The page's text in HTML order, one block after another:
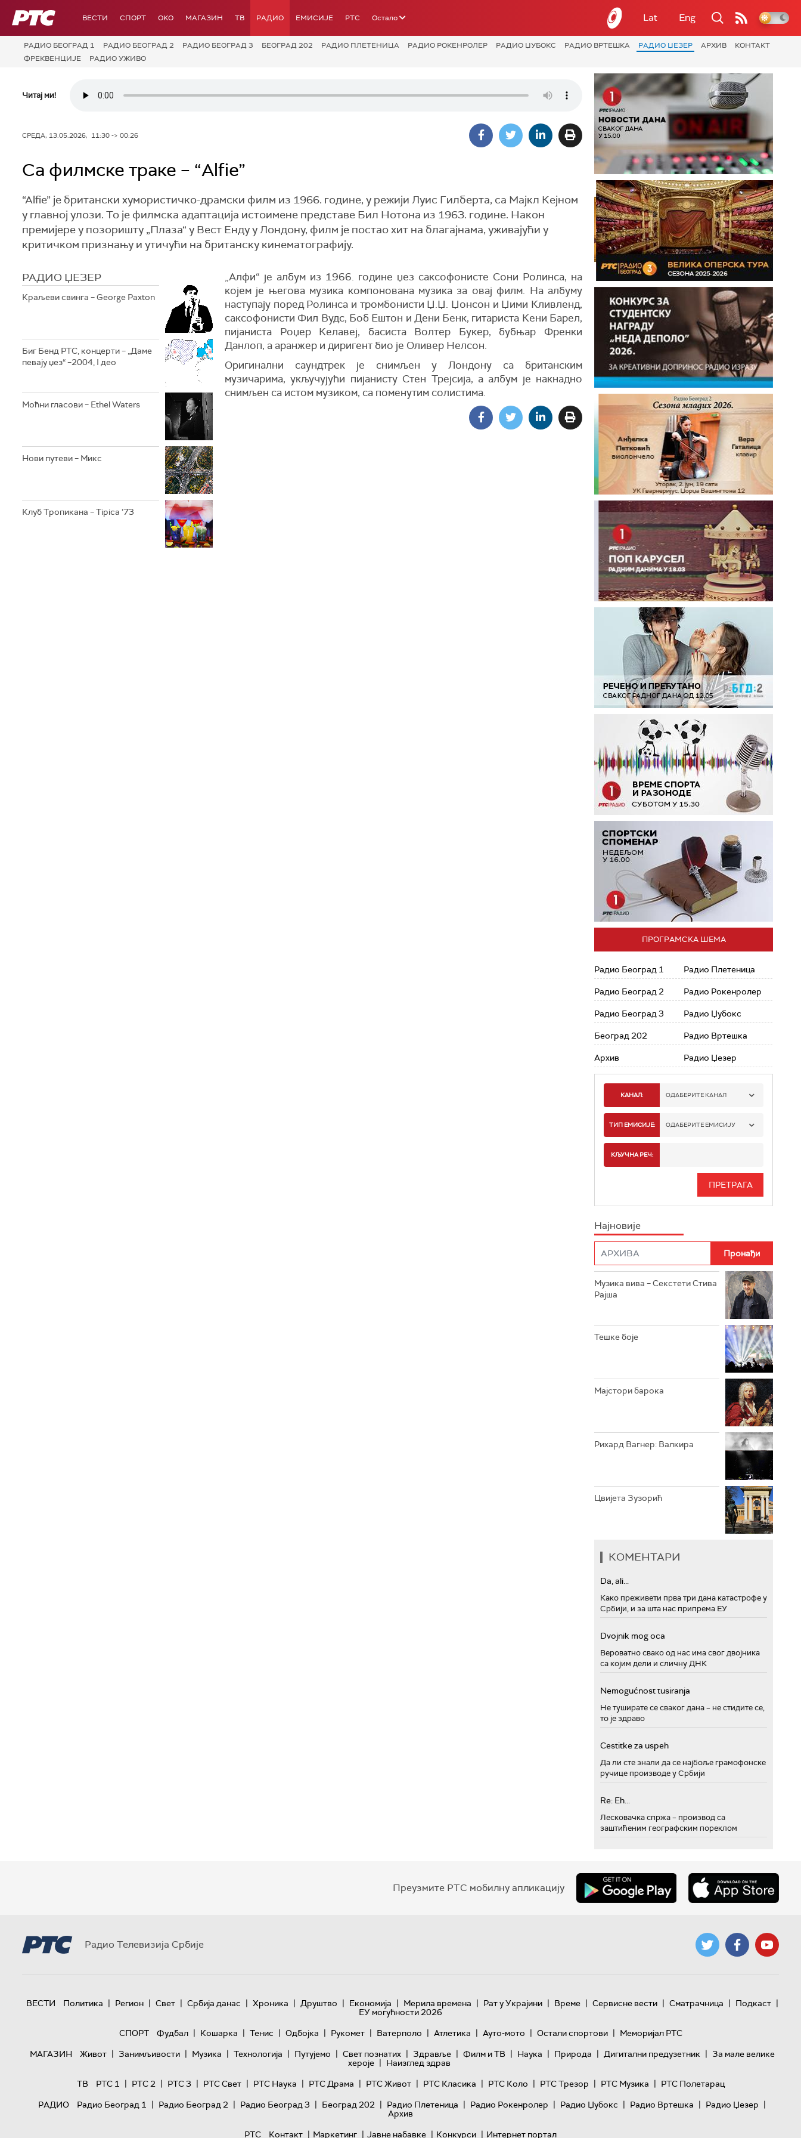
РТС ВЕСТИ СПОРТ OKO МАГАЗИН ТВ РАДИО ЕМИСИЈЕ РТС Остало Lat Eng
РАДИО БЕОГРАД 1 РАДИО БЕОГРАД 2 РАДИО БЕОГРАД 3 БЕОГРАД 202 РАДИО ПЛЕТЕНИЦА РАДИО РОКЕНРОЛЕР РАДИО ЏУБОКС РАДИО ВРТЕШКА РАДИО ЏЕЗЕР АРХИВ
КОНТАКТ
ФРЕКВЕНЦИЈЕ
РАДИО УЖИВО
Читај ми!
СРЕДА, 13.05.2026, 11:30 -> 00:26
Са филмске траке – “Alfie”
“Alfie” је британски хумористичко-драмски филм из 1966. године, у режији Луис Гилберта, са Мајкл Кејном
у главној улози. То је филмска адаптација истоимене представе Бил Нотона из 1963. године. Након
премијере у позоришту „Плаза“ у Вест Енду у Лондону, филм је постао хит на благајнама, уживајући у
критичком признању и утичући на британску кинематографију.
РАДИО ЏЕЗЕР
Краљеви свинга – George Paxton
Биг Бенд РТС, концерти – „Даме
певају џез“ –2004, I део
Моћни гласови – Ethel Waters
Нови путеви – Микс
Клуб Тропикана – Tipica ‘73
„Алфи“ је албум из 1966. године џез саксофонисте Сони Ролинса, на
којем је његова музика компонована музика за овај филм. На албуму
наступају поред Ролинса и тромбонисти Џ.Џ. Џонсон и Џими Кливленд,
саксофонисти Фил Вудс, Боб Ештон и Дени Бенк, гитариста Кени Барел,
пијаниста Роџер Келавеј, басиста Волтер Букер, бубњар Френки
Данлоп, a аранжeр и диригент био је Оливер Нелсон.
Оригинални саундтрек је снимљен у Лондону са британским
музичарима, укључујући пијанисту Стен Трејсија, а албум је накнадно
снимљен са истом музиком, са поменутим солистима.
ПРОГРАМСКА ШЕМА
Радио Београд 1
Радио Београд 2
Радио Београд 3
Београд 202
Архив
Радио Плетеница
Радио Рокенролер
Радио Џубокс
Радио Вртешка
Радио Џезер
КАНАЛ: ОДАБЕРИТЕ КАНАЛ
РАДИО БЕОГРАД 1
РАДИО БЕОГРАД 3
РАДИО РОКЕНРОЛЕР
РАДИО ЏУБОКС
РАДИО ВРТЕШКА
РАДИО ЏЕЗЕР
ТИП ЕМИСИЈЕ: ОДАБЕРИТЕ ЕМИСИЈУ
ИНФО
КЉУЧНА РЕЧ:
Најновије
Музика вива – Секстети Стива
Рајша
Тешке боје
Мајстори барока
Рихард Вагнер: Валкира
Цвијета Зузорић
КОМЕНТАРИ
Da, ali...
Како преживети прва три дана катастрофе у
Србији, и за шта нас припрема ЕУ
Dvojnik mog oca
Вероватно свако од нас има свог двојника
са којим дели и сличну ДНК
Nemogućnost tusiranja
Не туширате се сваког дана – не стидите се,
то је здраво
Cestitke za uspeh
Да ли сте знали да се најбоље грамофонске
ручице производе у Србији
Re: Eh...
Лесковачка спржа – производ са
заштићеним географским пореклом
Преузмите РТС мобилну апликацију
Радио Телевизија Србије
ВЕСТИ Политика | Регион | Свет | Србија данас | Хроника | Друштво | Економија | Мерила времена | Рат у Украјини | Време | Сервисне вести | Сматрачница | Подкаст |
ЕУ могућности 2026
СПОРТ
Фудбал | Кошарка | Тенис | Одбојка | Рукомет | Ватерполо | Атлетика | Ауто-мото | Остали спортови | Меморијал РТС
МАГАЗИН
Живот | Занимљивости | Музика | Технологијa | Путујемо | Свет познатих | Здравље | Филм и ТВ | Наука | Природа | Дигитални предузетник | За мале велике
хероје | Наизглед здрав
ТВ
РТС 1 | РТС 2 | РТС 3 | РТС Свет | РТС Наука | РТС Драма | РТС Живот | РТС Класика | РТС Коло | РТС Трезор | РТС Музика | РТС Полетарац
РАДИО
Радио Београд 1 | Радио Београд 2 | Радио Београд 3 | Београд 202 | Радио Плетеница | Радио Рокенролер | Радио Џубокс | Радио Вртешка | Радио Џезер |
Архив
РТС
Контакт | Маркетинг | Јавне набавке | Конкурси | Интернет портал